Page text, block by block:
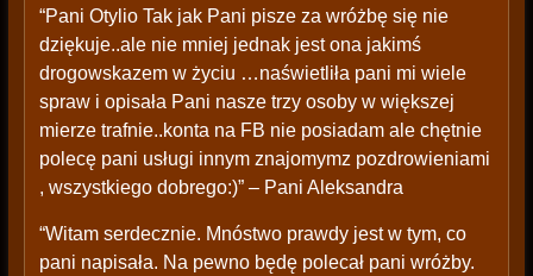
“Pani Otylio Tak jak Pani pisze za wróżbę się nie
dziękuje..ale nie mniej jednak jest ona jakimś
drogowskazem w życiu …naświetliła pani mi wiele
spraw i opisała Pani nasze trzy osoby w większej
mierze trafnie..konta na FB nie posiadam ale chętnie
polecę pani usługi innym znajomymz pozdrowieniami
, wszystkiego dobrego:)” – Pani Aleksandra
“Witam serdecznie. Mnóstwo prawdy jest w tym, co
pani napisała. Na pewno będę polecał pani wróżby.